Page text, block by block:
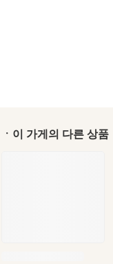
ㆍ이 가게의 다른 상품